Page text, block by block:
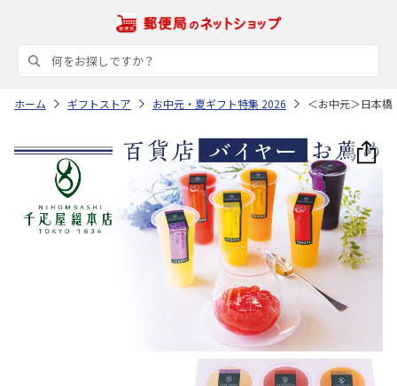
ホーム ギフトストア お中元・夏ギフト特集 2026 ＜お中元＞日本